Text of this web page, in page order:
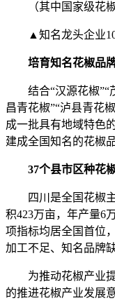
（其中国家级花椒
▲知名龙头企业
培育知名花椒品
结合“汉源花椒”“茂
昌青花椒”“泸县青花
成一批具有地域特色
建成全国知名的花椒
37个县市区种花
四川是全国花椒主
积423万亩，年产量6
项指标均居全国首位
加工不足、知名品牌
为推动花椒产业提
的推进花椒产业发展